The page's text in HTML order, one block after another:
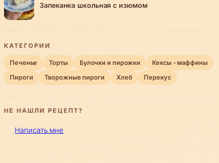
Запеканка школьная с изюмом
КАТЕГОРИИ
Печенье Торты Булочки и пирожки Кексы - маффины
Пироги Творожные пироги Хлеб Перекус
НЕ НАШЛИ РЕЦЕПТ?
Написать мне